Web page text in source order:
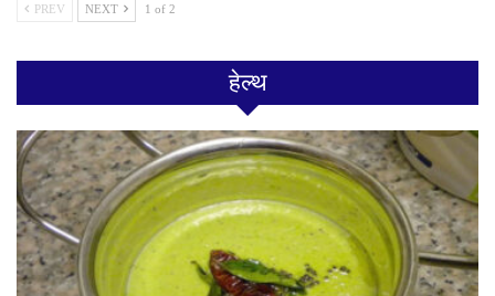
PREV NEXT 1 of 2
हेल्थ